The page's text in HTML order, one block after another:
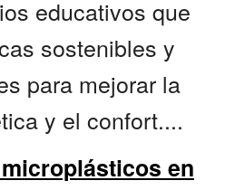
educativos que
sostenibles y
para mejorar la
y el confort....
en